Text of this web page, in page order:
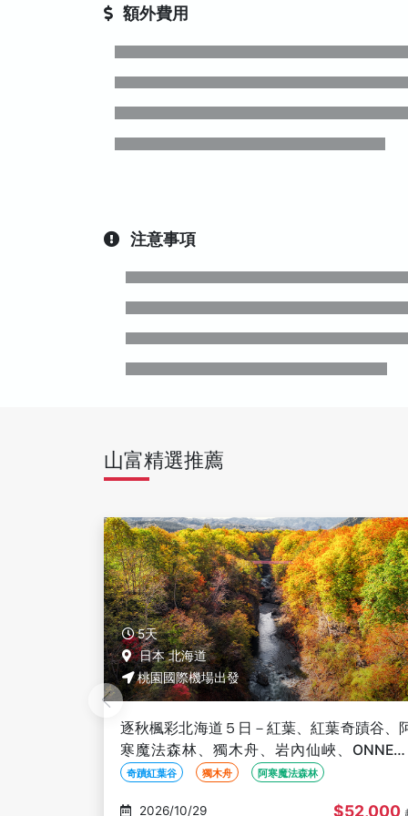
額外費用
注意事項
山富精選推薦
5天
日本 北海道
桃園國際機場出發
逐秋楓彩北海道５日－紅葉、紅葉奇蹟谷、
寒魔法森林、獨木舟、岩內仙峽、
湖、黑岳纜車、三國峠、豐平峽、螃蟹溫泉
奇蹟紅葉谷 獨木舟 阿寒魔法森林
2026/10/30 $52,000